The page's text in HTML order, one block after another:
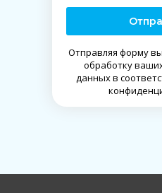
Отправляя форму
обработку
данных в